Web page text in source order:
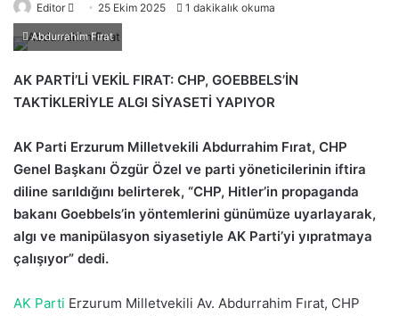
Editor
r
e
t
a
g
ö
n
e
25 Ekim 2025 1 dakikalık okuma
Abdurrahim Fırat
AK PARTİ’Lİ VEKİL FIRAT: CHP, GOEBBELS’İN
TAKTİKLERİYLE ALGI SİYASETİ YAPIYOR
AK Parti Erzurum Milletvekili Abdurrahim Fırat, CHP
Genel Başkanı Özgür Özel ve parti yöneticilerinin iftira
diline sarıldığını belirterek, “CHP, Hitler’in propaganda
bakanı Goebbels’in yöntemlerini günümüze uyarlayarak,
algı ve manipülasyon siyasetiyle AK Parti’yi yıpratmaya
çalışıyor” dedi.
AK Parti Erzurum Milletvekili Av. Abdurrahim Fırat, CHP